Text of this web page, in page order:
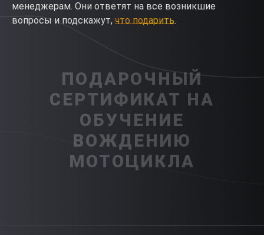
менеджерам. Они ответят на все возникшие
вопросы и подскажут, что подарить.
ПОДАРОЧНЫЙ
СЕРТИФИКАТ НА
ОБУЧЕНИЕ
ВОЖДЕНИЮ
МОТОЦИКЛА